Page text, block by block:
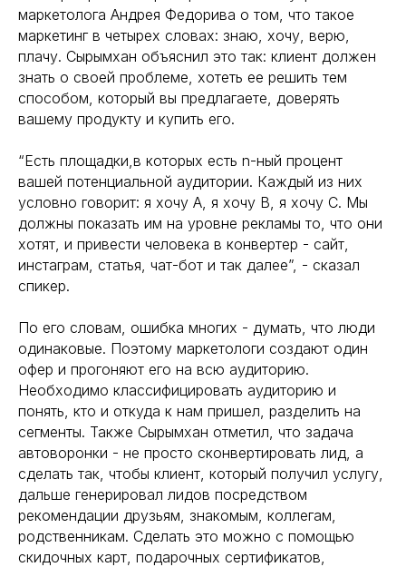
маркетолога Андрея Федорива о том, что такое
маркетинг в четырех словах: знаю, хочу, верю,
плачу. Сырымхан объяснил это так: клиент должен
знать о своей проблеме, хотеть ее решить тем
способом, который вы предлагаете, доверять
вашему продукту и купить его.
“Есть площадки,в которых есть n-ный процент
вашей потенциальной аудитории. Каждый из них
условно говорит: я хочу А, я хочу В, я хочу С. Мы
должны показать им на уровне рекламы то, что они
хотят, и привести человека в конвертер - сайт,
инстаграм, статья, чат-бот и так далее”, - сказал
спикер.
По его словам, ошибка многих - думать, что люди
одинаковые. Поэтому маркетологи создают один
офер и прогоняют его на всю аудиторию.
Необходимо классифицировать аудиторию и
понять, кто и откуда к нам пришел, разделить на
сегменты. Также Сырымхан отметил, что задача
автоворонки - не просто сконвертировать лид, а
сделать так, чтобы клиент, который получил услугу,
дальше генерировал лидов посредством
рекомендации друзьям, знакомым, коллегам,
родственникам. Сделать это можно с помощью
скидочных карт, подарочных сертификатов,